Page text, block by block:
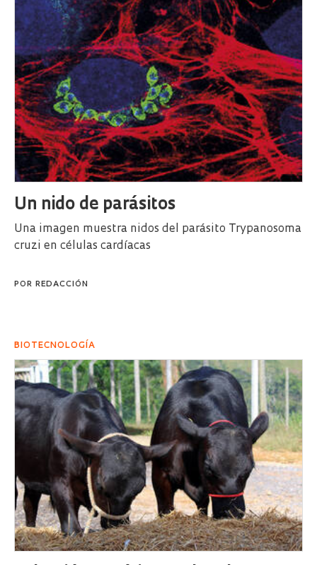
Un nido de parásitos
Una imagen muestra nidos del parásito Trypanosoma
cruzi en células cardíacas
POR REDACCIÓN
BIOTECNOLOGÍA